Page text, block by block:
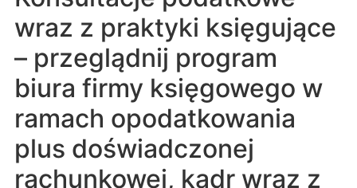
wraz z praktyki księgujące
– przeglądnij program
biura firmy księgowego w
ramach opodatkowania
plus doświadczonej
rachunkowej, kadr wraz z